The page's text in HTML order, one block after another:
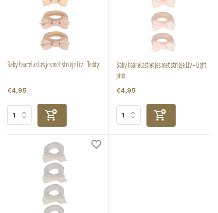
Baby haarelastiekjes met strikje Liv - Teddy
€4,95
Baby haarelastiekjes met strikje Liv - Light
pink
€4,95